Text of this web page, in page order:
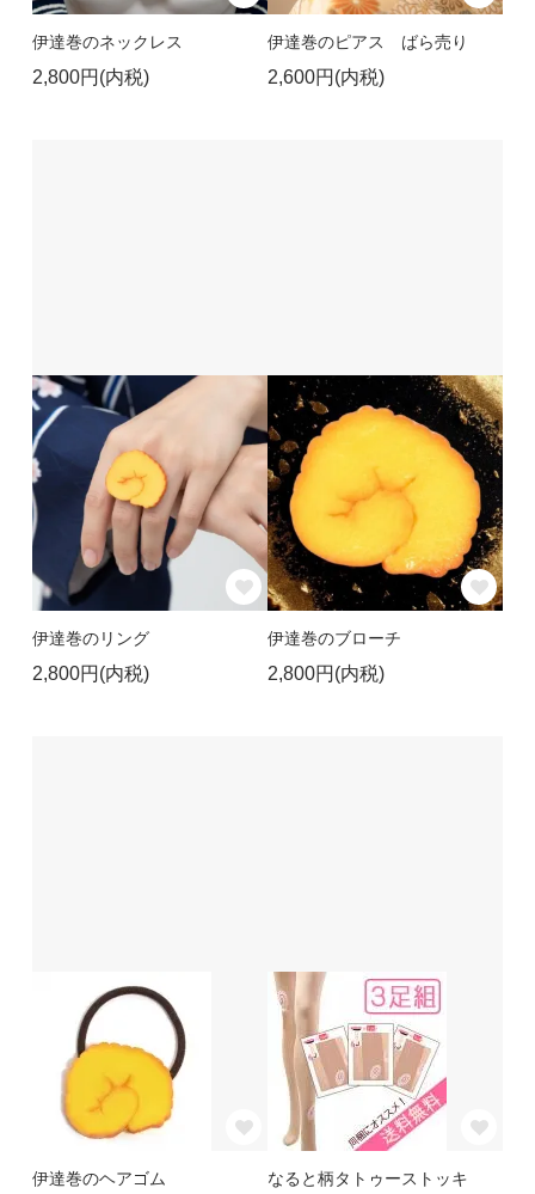
伊達巻のネックレス
2,800円(内税)
伊達巻のピアス ばら売り
2,600円(内税)
伊達巻のリング
2,800円(内税)
伊達巻のブローチ
2,800円(内税)
伊達巻のヘアゴム
なると柄タトゥーストッキ